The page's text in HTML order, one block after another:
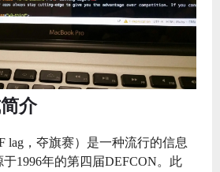
介
lag，夺旗赛）是一种流行的信息
1996年的第四届DEFCON。此